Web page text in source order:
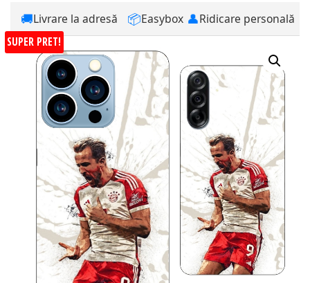
🚚Livrare la adresă 📦Easybox 👤Ridicare personală
SUPER PRET!